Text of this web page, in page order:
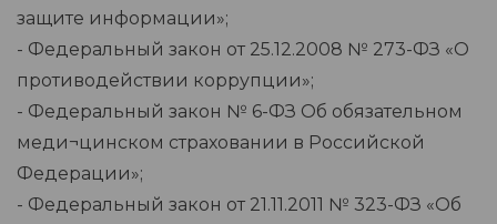
защите информации»;
- Федеральный закон от 25.12.2008 № 273-ФЗ «О
противодействии коррупции»;
- Федеральный закон № 6-ФЗ Об обязательном
меди¬цинском страховании в Российской
Федерации»;
- Федеральный закон от 21.11.2011 № 323-ФЗ «Об